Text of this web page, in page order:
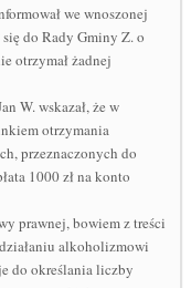
we wnoszonej
do Rady Gminy Z. o
otrzymał żadnej
W. wskazał, że w
otrzymania
przeznaczonych do
1000 zł na konto
prawnej, bowiem z treści
alkoholizmowi
do określania liczby